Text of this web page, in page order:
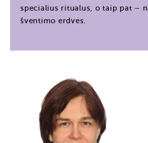
specialius ritualus, o taip pat –
šventimo erdves.